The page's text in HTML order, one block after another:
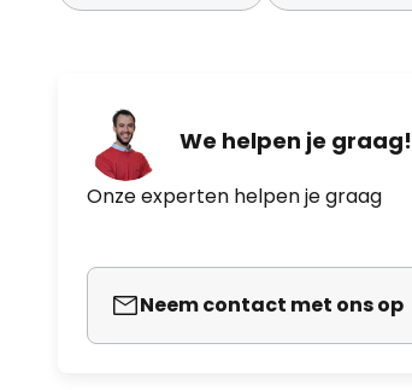
We helpen je graag!
Onze experten helpen je graag
Neem contact met ons op